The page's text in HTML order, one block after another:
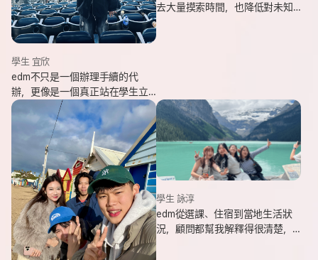
學生 宜欣
edm不只是一個辦理手續的代
辦，更像是一個真正站在學生立
場、陪伴並支持你完成留遊學夢
想的夥伴。這也是我會想推薦
edm的原因。
去大量摸索時間，也降低對未知
學生 詠淳
edm從選課、住宿到當地生活狀
況，顧問都幫我解釋得很清楚，